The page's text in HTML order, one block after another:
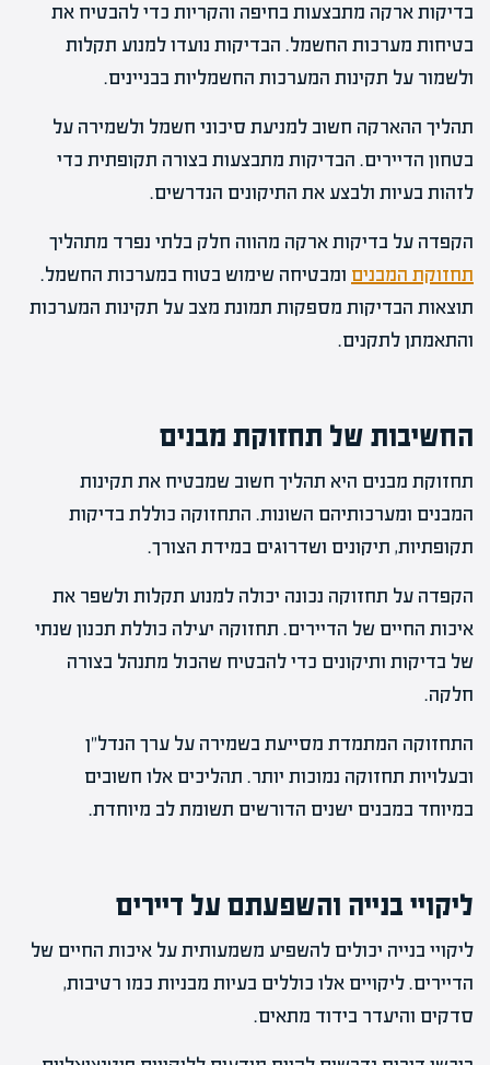
בדיקות ארקה מתבצעות בחיפה והקריות כדי להבטיח את
בטיחות מערכות החשמל. הבדיקות נועדו למנוע תקלות
ולשמור על תקינות המערכות החשמליות בבניינים.
תהליך ההארקה חשוב למניעת סיכוני חשמל ולשמירה על
בטחון הדיירים. הבדיקות מתבצעות בצורה תקופתית כדי
לזהות בעיות ולבצע את התיקונים הנדרשים.
הקפדה על בדיקות ארקה מהווה חלק בלתי נפרד מתהליך
תחזוקת המבנים ומבטיחה שימוש בטוח במערכות החשמל.
תוצאות הבדיקות מספקות תמונת מצב על תקינות המערכות
והתאמתן לתקנים.
החשיבות של תחזוקת מבנים
תחזוקת מבנים היא תהליך חשוב שמבטיח את תקינות
המבנים ומערכותיהם השונות. התחזוקה כוללת בדיקות
תקופתיות, תיקונים ושדרוגים במידת הצורך.
הקפדה על תחזוקה נכונה יכולה למנוע תקלות ולשפר את
איכות החיים של הדיירים. תחזוקה יעילה כוללת תכנון שנתי
של בדיקות ותיקונים כדי להבטיח שהכול מתנהל בצורה
חלקה.
התחזוקה המתמדת מסייעת בשמירה על ערך הנדל"ן
ובעלויות תחזוקה נמוכות יותר. תהליכים אלו חשובים
במיוחד במבנים ישנים הדורשים תשומת לב מיוחדת.
ליקויי בנייה והשפעתם על דיירים
ליקויי בנייה יכולים להשפיע משמעותית על איכות החיים של
הדיירים. ליקויים אלו כוללים בעיות מבניות כמו רטיבות,
סדקים והיעדר בידוד מתאים.